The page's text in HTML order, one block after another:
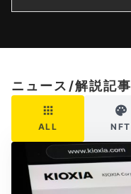
ニュース/解説記事
ALL NFT